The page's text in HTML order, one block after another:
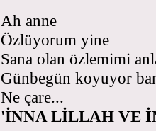
Ah anne
Özlüyorum yine
Sana olan özlemimi
Günbegün koyuyor
Ne çare...
'İNNA LİLLAH VE